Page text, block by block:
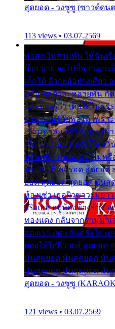
สุดยอด - วงซูซู (ซาวด์ดน
113 views • 03.07.2569
พ่อส่งเงินสามพัน ให้ฉันเ
บ๊าย บาย จะไปซื้อกางเกง
เด็กใต้ ลีวายส์อย่างเดียว
หวั่น ตกตัวละหลายพัน กั
และต้องรู้ว่า เด็กใต้ไม่ธร
ยวน กวนโอ๊ยพอได้ เพรา
เข้ามหาลัย จิ๊กโก๊มองหน้
เรื่องแน่นอน แต่ฉันไม่หวั่
พรั่นพรือ มันตอบว่าไม่พรื่
ด้วยกัน ก็เลยรอด สุดยอ
ยอด สุดยอด สุดยอด มันสุ
ห้องเช่า เธอผิวขาวผมยา
จริงเธอ อยู่ห้องข้างข้าง
ทองแดง กลับจากรามมา
สองเรา เจอะกันครั้งใด เ
ต้องให้ใส่ลีวายส์ สุดยอด
มันสุดยอด มันสุดยอด มัน
มันสุดยอด มันสุดยอด มัน
สุดยอด - วงซูซู
121 views • 03.07.2569